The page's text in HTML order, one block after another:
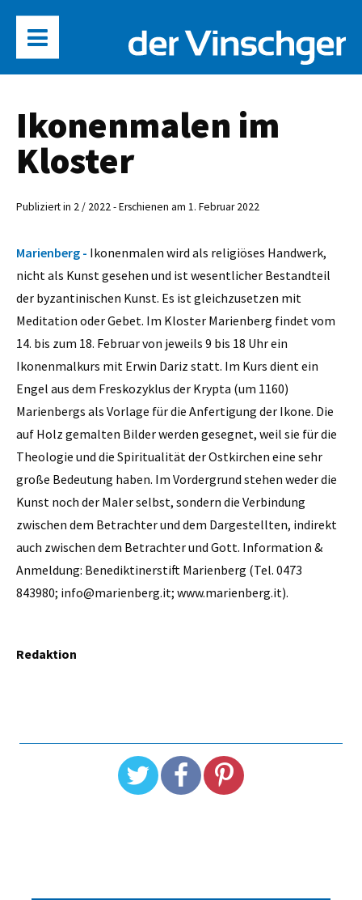
Ikonenmalen im
Kloster
Publiziert in 2 / 2022 - Erschienen am 1. Februar 2022
Marienberg - Ikonenmalen wird als religiöses Handwerk,
nicht als Kunst gesehen und ist wesentlicher Bestandteil
der byzantinischen Kunst. Es ist gleichzusetzen mit
Meditation oder Gebet. Im Kloster Marienberg findet vom
14. bis zum 18. Februar von jeweils 9 bis 18 Uhr ein
Ikonenmalkurs mit Erwin Dariz statt. Im Kurs dient ein
Engel aus dem Freskozyklus der Krypta (um 1160)
Marienbergs als Vorlage für die Anfertigung der Ikone. Die
auf Holz gemalten Bilder werden gesegnet, weil sie für die
Theologie und die Spiritualität der Ostkirchen eine sehr
große Bedeutung haben. Im Vordergrund stehen weder die
Kunst noch der Maler selbst, sondern die Verbindung
zwischen dem Betrachter und dem Dargestellten, indirekt
auch zwischen dem Betrachter und Gott. Information &
Anmeldung: Benediktinerstift Marienberg (Tel. 0473
843980; info@marienberg.it; www.marienberg.it).
Redaktion